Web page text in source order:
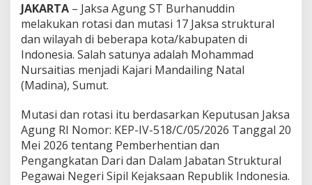
JAKARTA – Jaksa Agung ST Burhanuddin
melakukan rotasi dan mutasi 17 Jaksa struktural
dan wilayah di beberapa kota/kabupaten di
Indonesia. Salah satunya adalah Mohammad
Nursaitias menjadi Kajari Mandailing Natal
(Madina), Sumut.
Mutasi dan rotasi itu berdasarkan Keputusan Jaksa
Agung RI Nomor: KEP-IV-518/C/05/2026 Tanggal 20
Mei 2026 tentang Pemberhentian dan
Pengangkatan Dari dan Dalam Jabatan Struktural
Pegawai Negeri Sipil Kejaksaan Republik Indonesia.